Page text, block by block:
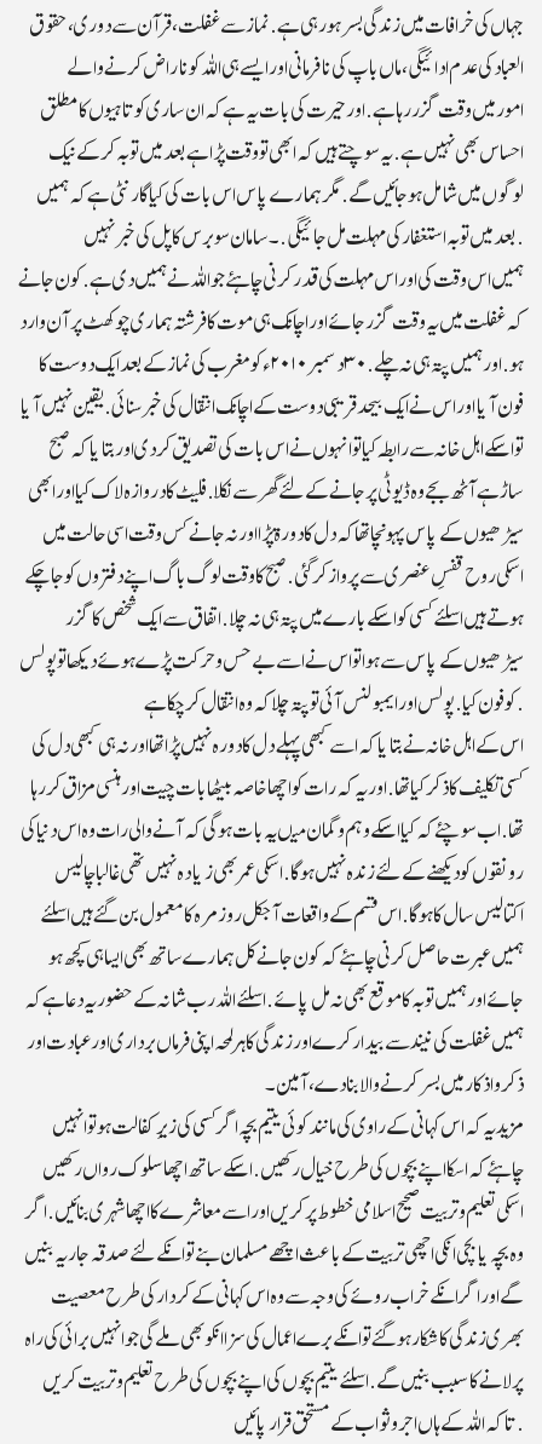
جہاں کی خرافات میں زندگی بسر ہو رہی ہے. نماز سے غفلت،قرآن سے دوری،حقوق
العبادکی عدم ادائیگی، ماں باپ کی نافرمانی اور ایسے ہی اللہ کو ناراض کرنے والے
امورمیں وقت گزر رہا ہے.اور حیرت کی بات یہ ہے کہ ان ساری کوتاہیوں کا مطلق
احساس بھی نہیں ہے.یہ سوچتے ہیں کہ ابھی تو وقت پڑا ہے بعد میں توبہ کرکے نیک
لوگوں میں شامل ہو جائیں گے. مگر ہمارے پاس اس بات کی کیا گارنٹی ہے کہ ہمیں
بعد میں توبہ استغفار کی مہلت مل جائیگی. ۔سامان سو برس کا پل کی خبر نہیں.
ہمیں اس وقت کی اور اس مہلت کی قدر کرنی چاہئے جو اللہ نے ہمیں دی ہے. کون جانے
کہ غفلت میں یہ وقت گزر جائے اور اچانک ہی موت کا فرشتہ ہماری چوکھٹ پر آن وارد
ہو. اور ہمیں پتہ ہی نہ چلے .۳۰ دسمبر ۲۰۱۰ ء کو مغرب کی نماز کے بعد ایک دوست کا
فون آیااور اس نے ایک بیحد قریبی دوست کے اچانک انتقال کی خبر سنائی .یقین نہیں آیا
تو اسکے اہل خانہ سے رابطہ کیا تو انہوں نے اس بات کی تصدیق کردی اور بتایا کہ صبح
ساڑہے آٹھ بجے وہ ڈیوٹی پر جانے کے لئے گھر سے نکلا. فلیٹ کا دروازہ لاک کیا اور ابھی
سیڑھیوں کے پاس پہونچا تھا کہ دل کا دورۃپڑا اور نہ جانے کس وقت اسی حالت میں
اسکی روح قفسِ عنصری سے پرواز کر گئی.صبح کاوقت لوگ باگ اپنے دفتروں کو جاچکے
ہوتے ہیں اسلئے کسی کو اسکے بارے میں پتہ ہی نہ چلا. اتفاق سے ایک شخص کا گزر
سیڑھیوں کے پاس سے ہوا تواس نے اسے بے حس و حرکت پڑے ہوئے دیکھا تو پولس
کو فون کیا . پولس اورایمبولنس آئی تو پتہ چلا کہ وہ انتقال کر چکا ہے.
اس کے اہل خانہ نے بتایا کہ اسے کبھی پہلے دل کا دورہ نہیں پڑا تھا اور نہ ہی کبھی دل کی
کسی تکلیف کا ذکر کیا تھا. اور یہ کہ رات کو اچھا خاصہ بیٹھا بات چیت اور ہنسی مزاق کر رہا
تھا. اب سوچئے کہ کیا اسکے وہم وگمان میںیہ با ت ہوگی کہ آنے والی رات وہ اس دنیا کی
رونقوں کودیکھنے کے لئے زندہ نہیں ہوگا.اسکی عمر بھی زیادہ نہیں تھی غالبا چالیس
اکتالیس سال کا ہوگا. اس قسم کے واقعات آجکل روز مرہ کا معمول بن گئے ہیں اسلئے
ہمیں عبرت حاصل کرنی چاہئے کہ کون جانے کل ہمارے ساتھ بھی ایسا ہی کچھ ہو
جائے اور ہمیں توبہ کا موقع بھی نہ مل پائے. اسلئے اللہ رب شانہ کے حضور یہ دعا ہے کہ
ہمیں غفلت کی نیند سے بیدار کرے اور زندگی کا ہر لمحہ اپنی فرماں برداری اور عبادت اور
ذکر واذکار میں بسرکرنے والا بنا دے ، آمین ۔
مزید یہ کہ اس کہانی کے راوی کی مانند کوئی یتیم بچہ اگر کسی کی زیرِ کفالت ہو تو انہیں
چاہئے کہ اسکا اپنے بچوں کی طرح خیال رکھیں. اسکے ساتھ اچھا سلوک رواں رکھیں
اسکی تعلیم وتربیت صحیح اسلا می خطوط پر کریں اور اسے معاشرے کا اچھا شہری بنائیں. اگر
وہ بچہ یا بچی انکی اچھی تربیت کے باعث اچھے مسلمان بنے تو انکے لئے صدقہ جاریہ بنیں
گے اور اگر انکے خراب روئے کی وجہ سے وہ اس کہانی کے کردار کی طرح معصیت
بھری زندگی کا شکار ہوگئے تو انکے برے اعمال کی سزا انکو بھی ملے گی جو انہیں برائی کی راہ
پر لانے کا سبب بنیں گے. اسلئے یتیم بچوں کی اپنے بچوں کی طرح تعلیم وتربیت کریں
تاکہ اللہ کے ہاں اجر وثواب کے مستحق قرار پائیں.